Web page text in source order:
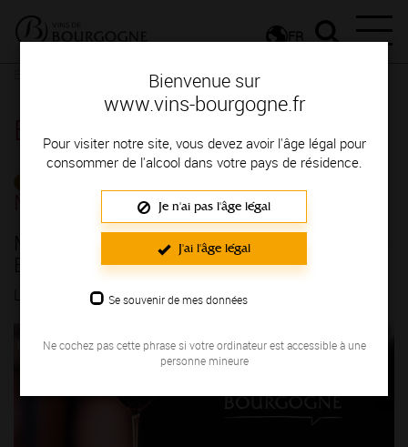
Bienvenue sur
www.vins-bourgogne.fr
Pour visiter notre site, vous devez avoir l'âge légal pour
consommer de l'alcool dans votre pays de résidence.
Je n'ai pas l'âge légal
J'ai l'âge légal
Se souvenir de mes données
Ne cochez pas cette phrase si votre ordinateur est accessible à une
personne mineure
FR
Détail d'un évenement
Espace Professionnels
MANIFESTATIONS
MULTI PAYS - Rendez-vous avec les vins de
Bourgogne - BOUZERON
LE 19/03/2025